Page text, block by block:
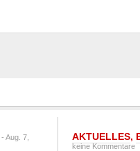
- Aug. 7,
AKTUELLES,
keine Kommentare